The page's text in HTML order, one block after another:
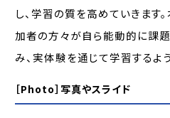
し、学習の質を高めていきます
加者の方々が自ら能動的に課
み、実体験を通じて学習するよ
［Photo］写真やスライド